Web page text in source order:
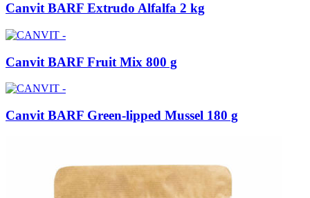
Canvit BARF Extrudo Alfalfa 2 kg
Canvit BARF Fruit Mix 800 g
Canvit BARF Green-lipped Mussel 180 g